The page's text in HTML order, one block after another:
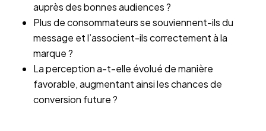
auprès des bonnes audiences ?
Plus de consommateurs se souviennent-ils du
message et l’associent-ils correctement à la
marque ?
La perception a-t-elle évolué de manière
favorable, augmentant ainsi les chances de
conversion future ?